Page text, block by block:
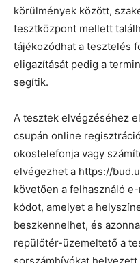
körülmények között,
tesztközpont mellett
tájékozódhat a tesztelés
eligazítását pedig a
segítik.
A tesztek elvégzéséhez
csupán online
okostelefonja vagy
elvégezhet a https://
követően a felhasználó
kódot, amelyet a
beszkennelhet, és
repülőtér-üzemeltető a